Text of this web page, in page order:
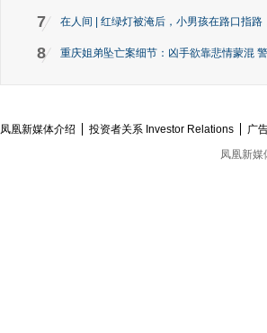
7 在人间 | 红绿灯被淹后，小男孩在路口指路
8 重庆姐弟坠亡案细节：凶手欲靠悲情蒙混
凤凰新媒体介绍 投资者关系 Investor Relations 广
凤凰新媒